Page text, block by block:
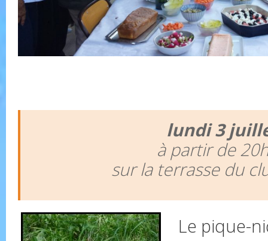
lundi 3
à partir de
sur la terrasse du
Le pique-